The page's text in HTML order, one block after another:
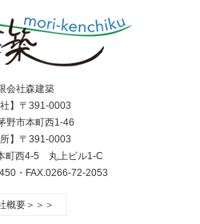
会社森建築
】〒391-0003
野市本町西1-46
所】〒391-0003
町西4-5 丸上ビル1-C
・FAX.0266-72-2053
概要＞＞＞